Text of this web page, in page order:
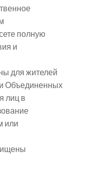
полную
и
для жителей
Объединенных
лиц в
или